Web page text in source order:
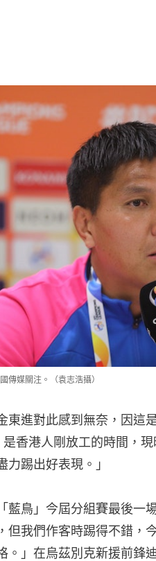
傳媒關注。（袁志浩攝）
東進對此感到無奈，因這
香港人剛放工的時間，
力踢出好表現。」
藍鳥」今屆分組賽最後一
但我們作客時踢得不錯，
。」在烏茲別克新援前鋒